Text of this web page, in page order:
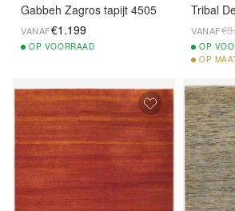
Gabbeh Zagros tapijt 4505
VANAF€1.199
OP VOORRAAD
Tribal
VANAF
OP
OP